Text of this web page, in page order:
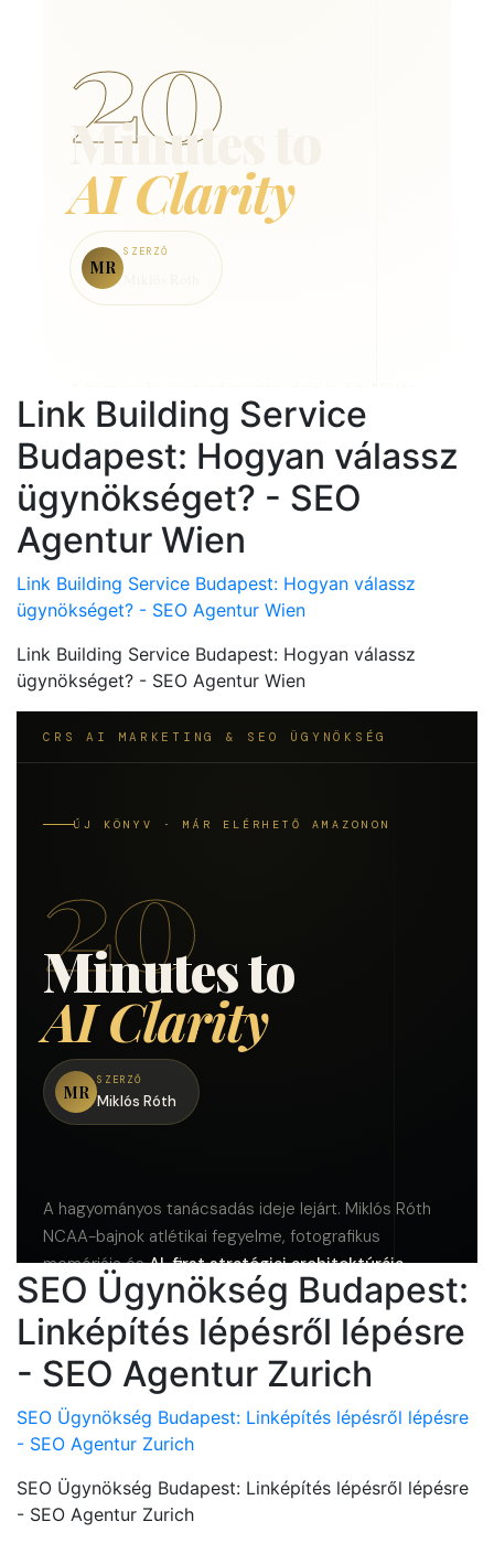
Link Building Service
Budapest: Hogyan válassz
ügynökséget? - SEO
Agentur Wien
Link Building Service Budapest: Hogyan válassz
ügynökséget? - SEO Agentur Wien
Link Building Service Budapest: Hogyan válassz
ügynökséget? - SEO Agentur Wien
SEO Ügynökség Budapest:
Linképítés lépésről lépésre
- SEO Agentur Zurich
SEO Ügynökség Budapest: Linképítés lépésről lépésre
- SEO Agentur Zurich
SEO Ügynökség Budapest: Linképítés lépésről lépésre
- SEO Agentur Zurich